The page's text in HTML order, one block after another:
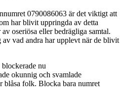
0790086063 är det viktigt att
har blivit uppringda av detta
oseriösa eller bedrägliga samtal.
vad andra har upplevt när de blivit
nu
okunnig och svamlade
blåsa folk. Blocka bara numret